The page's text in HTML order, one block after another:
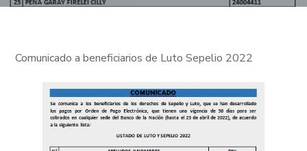
Comunicado a beneficiarios de Luto Sepelio 2022